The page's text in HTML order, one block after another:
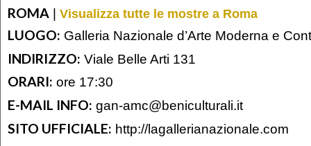
ROMA | Visualizza tutte le mostre a Roma
LUOGO: Galleria Nazionale d’Arte Moderna e
INDIRIZZO: Viale Belle Arti 131
ORARI: ore 17:30
E-MAIL INFO: gan-amc@beniculturali.it
SITO UFFICIALE: http://lagallerianazionale.com